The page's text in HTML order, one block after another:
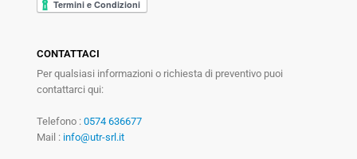
CONTATTACI
Per qualsiasi informazioni o richiesta di preventivo puoi
contattarci qui:
Telefono : 0574 636677
Mail : info@utr-srl.it